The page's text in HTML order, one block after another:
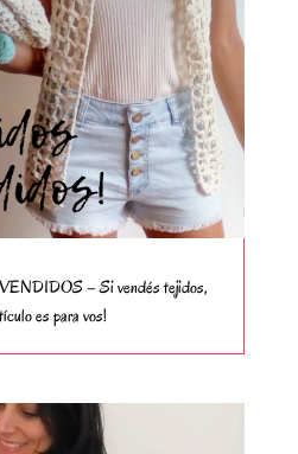
– Si vendés tejidos,
es para vos!